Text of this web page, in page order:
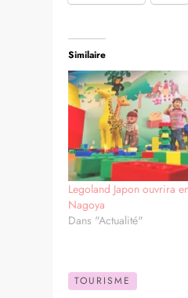
Similaire
Legoland Japon ouvrira
Nagoya
Dans "Actualité"
TOURISME